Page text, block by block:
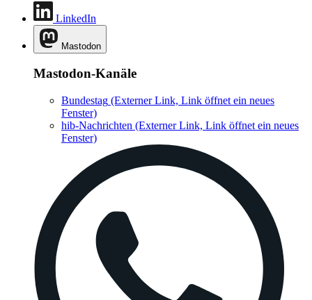
LinkedIn
Mastodon
Mastodon-Kanäle
Bundestag (Externer Link, Link öffnet ein neues
Fenster)
hib-Nachrichten (Externer Link, Link öffnet ein neues
Fenster)